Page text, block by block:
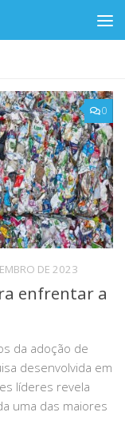
0
DE 2023
enfrentar a
da adoção de
desenvolvida em
líderes revela
uma das maiores